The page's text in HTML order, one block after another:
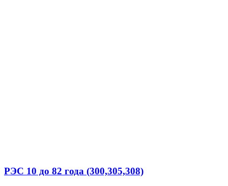
РЭС 10 до 82 года (300,305,308)